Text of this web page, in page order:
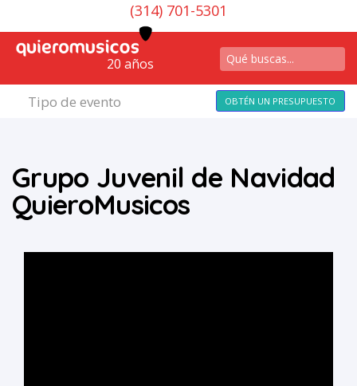
(314) 701-5301
20 años
Tipo de evento OBTÉN UN PRESUPUESTO
Grupo Juvenil de Navidad
QuieroMusicos